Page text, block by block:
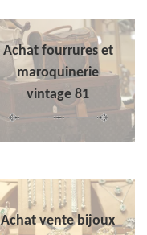
Achat fourrures et
maroquinerie
vintage 81
Achat vente bijoux